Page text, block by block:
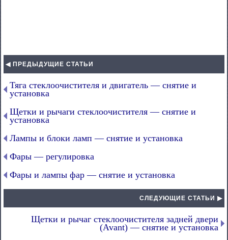
◀ ПРЕДЫДУЩИЕ СТАТЬИ
Тяга стеклоочистителя и двигатель — снятие и
установка
Щетки и рычаги стеклоочистителя — снятие и
установка
Лампы и блоки ламп — снятие и установка
Фары — регулировка
Фары и лампы фар — снятие и установка
СЛЕДУЮЩИЕ СТАТЬИ ▶
Щетки и рычаг стеклоочистителя задней двери
(Avant) — снятие и установка